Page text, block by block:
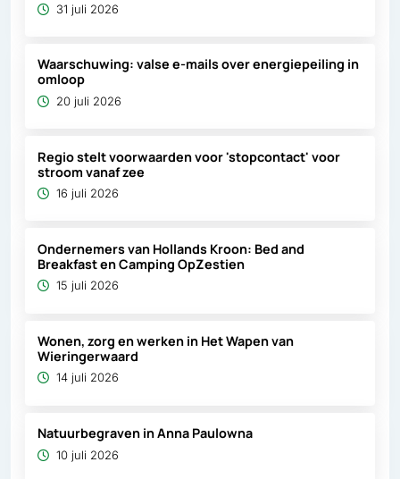
31 juli 2026
Waarschuwing: valse e-mails over energiepeiling in
omloop
20 juli 2026
Regio stelt voorwaarden voor 'stopcontact' voor
stroom vanaf zee
16 juli 2026
Ondernemers van Hollands Kroon: Bed and
Breakfast en Camping OpZestien
15 juli 2026
Wonen, zorg en werken in Het Wapen van
Wieringerwaard
14 juli 2026
Natuurbegraven in Anna Paulowna
10 juli 2026